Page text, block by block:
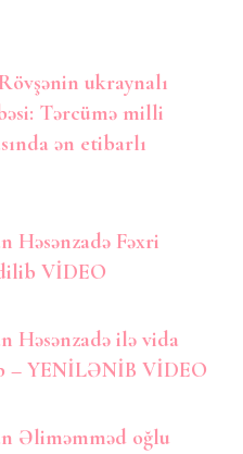
ukraynalı
Tərcümə milli
ən etibarlı
Həsənzadə Fəxri
VİDEO
Həsənzadə ilə vida
– YENİLƏNİB VİDEO
Əliməmməd oğlu